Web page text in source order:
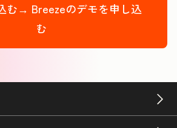
む→ Breezeのデモを申し込
む